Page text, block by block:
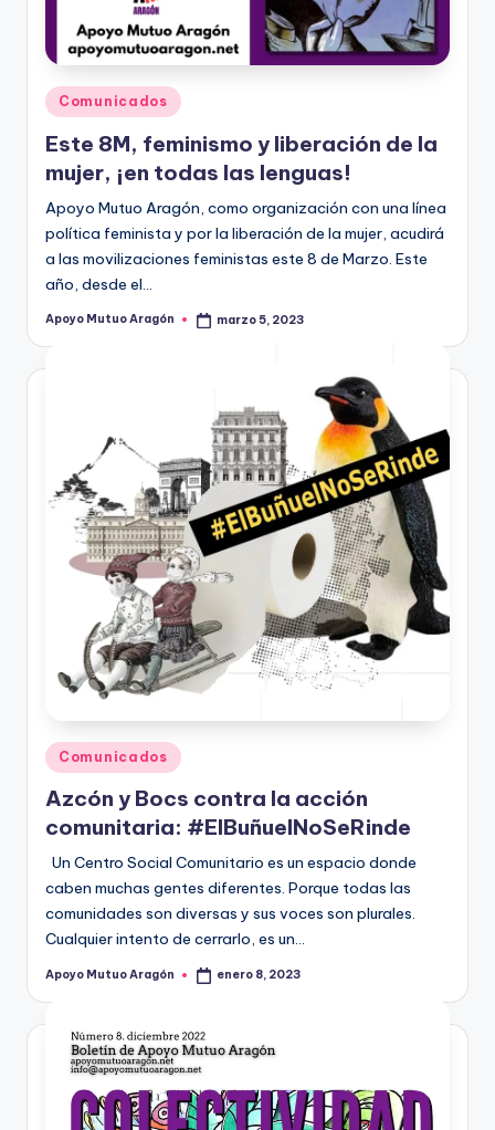
Publicado
en
Comunicados
Este 8M, feminismo y liberación de la
mujer, ¡en todas las lenguas!
Apoyo Mutuo Aragón, como organización con una línea
política feminista y por la liberación de la mujer, acudirá
a las movilizaciones feministas este 8 de Marzo. Este
año, desde el…
Publicado
Apoyo Mutuo Aragón marzo 5, 2023
Publicado
en
Comunicados
Azcón y Bocs contra la acción
comunitaria: #ElBuñuelNoSeRinde
Un Centro Social Comunitario es un espacio donde
caben muchas gentes diferentes. Porque todas las
comunidades son diversas y sus voces son plurales.
Cualquier intento de cerrarlo, es un…
Publicado
Apoyo Mutuo Aragón enero 8, 2023